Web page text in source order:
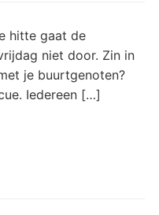
hitte gaat de
niet door. Zin in
je buurtgenoten?
Iedereen […]